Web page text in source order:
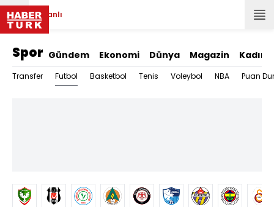
Canlı
Spor Gündem Ekonomi Dünya Magazin Kadın
Transfer Futbol Basketbol Tenis Voleybol NBA Puan